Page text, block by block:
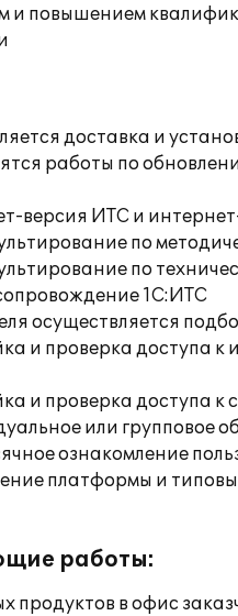
и повышением
доставка и
работы по
версия ИТС и
по
по
1С:ИТС
осуществляется
и проверка доступа
и проверка доступа к
или групповое
ознакомление
платформы и
работы:
продуктов в офис